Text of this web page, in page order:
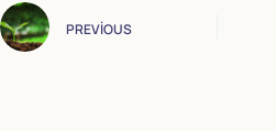
PREVIOUS